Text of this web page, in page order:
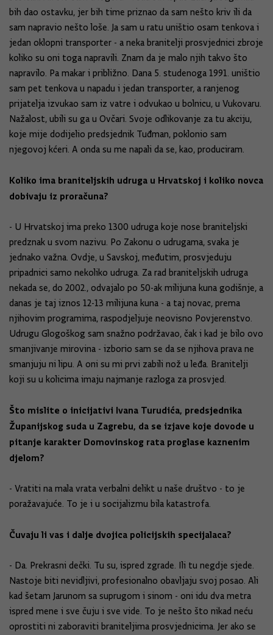
bih dao ostavku, jer bih time priznao da sam nešto kriv ili da
sam napravio nešto loše. Ja sam u ratu uništio osam tenkova i
jedan oklopni transporter - a neka branitelji prosvjednici zbroje
koliko su oni toga napravili. Znam da je malo njih takvo što
napravilo. Pa makar i približno. Dana 5. studenoga 1991. uništio
sam pet tenkova u napadu i jedan transporter, a ranjenog
prijatelja izvukao sam iz vatre i odvukao u bolnicu, u Vukovaru.
Nažalost, ubili su ga u Ovčari. Svoje odlikovanje za tu akciju,
koje mije dodijelio predsjednik Tuđman, poklonio sam
njegovoj kćeri. A onda su me napali da se, kao, produciram.
Koliko ima braniteljskih udruga u Hrvatskoj i koliko novca
dobivaju iz proračuna?
- U Hrvatskoj ima preko 1300 udruga koje nose braniteljski
predznak u svom nazivu. Po Zakonu o udrugama, svaka je
jednako važna. Ovdje, u Savskoj, međutim, prosvjeduju
pripadnici samo nekoliko udruga. Za rad braniteljskih udruga
nekada se, do 2002., odvajalo po 50-ak milijuna kuna godišnje, a
danas je taj iznos 12-13 milijuna kuna - a taj novac, prema
njihovim programima, raspodjeljuje neovisno Povjerenstvo.
Udrugu Glogoškog sam snažno podržavao, čak i kad je bilo ovo
smanjivanje mirovina - izborio sam se da se njihova prava ne
smanjuju ni lipu. A oni su mi prvi zabili nož u leđa. Branitelji
koji su u kolicima imaju najmanje razloga za prosvjed.
Što mislite o inicijativi Ivana Turudića, predsjednika
Županijskog suda u Zagrebu, da se izjave koje dovode u
pitanje karakter Domovinskog rata proglase kaznenim
djelom?
- Vratiti na mala vrata verbalni delikt u naše društvo - to je
poražavajuće. To je i u socijalizmu bila katastrofa.
Čuvaju li vas i dalje dvojica policijskih specijalaca?
- Da. Prekrasni dečki. Tu su, ispred zgrade. Ili tu negdje sjede.
Nastoje biti nevidljivi, profesionalno obavljaju svoj posao. Ali
kad šetam Jarunom sa suprugom i sinom - oni idu dva metra
ispred mene i sve čuju i sve vide. To je nešto što nikad neću
oprostiti ni zaboraviti braniteljima prosvjednicima. Jer ako se